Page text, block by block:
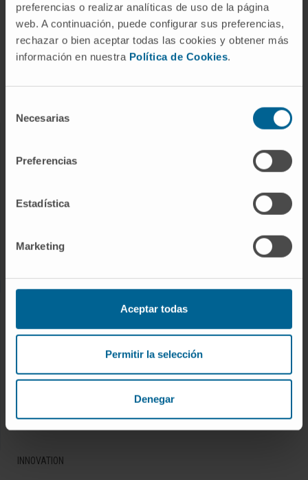
preferencias o realizar analíticas de uso de la página
web. A continuación, puede configurar sus preferencias,
rechazar o bien aceptar todas las cookies y obtener más
información en nuestra Política de Cookies.
Necesarias
Preferencias
Estadística
Marketing
Aceptar todas
Permitir la selección
Denegar
Who we are
Research Center of the Clinica
Campus of the Universidad de Navarra
Our Researchers
Technology platforms
INNOVATION